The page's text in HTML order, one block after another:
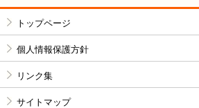
トップページ
個人情報保護方針
リンク集
サイトマップ